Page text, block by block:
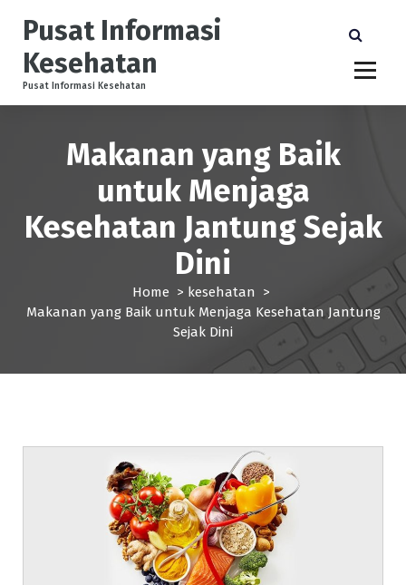
o
Pusat Informasi
Kesehatan
Pusat Informasi Kesehatan
Makanan yang Baik
untuk Menjaga
Kesehatan Jantung Sejak
Dini
Home > kesehatan >
Makanan yang Baik untuk Menjaga Kesehatan Jantung
Sejak Dini